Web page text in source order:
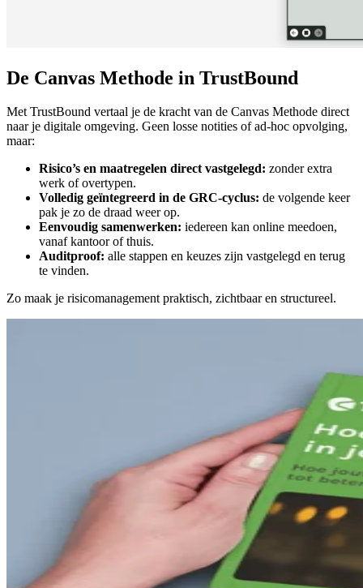
De Canvas Methode in TrustBound
Met TrustBound vertaal je de kracht van de Canvas Methode direct
naar je digitale omgeving. Geen losse notities of ad-hoc opvolging,
maar:
Risico’s en maatregelen direct vastgelegd: zonder extra
werk of overtypen.
Volledig geïntegreerd in de GRC-cyclus: de volgende keer
pak je zo de draad weer op.
Eenvoudig samenwerken: iedereen kan online meedoen,
vanaf kantoor of thuis.
Auditproof: alle stappen en keuzes zijn vastgelegd en terug
te vinden.
Zo maak je risicomanagement praktisch, zichtbaar en structureel.